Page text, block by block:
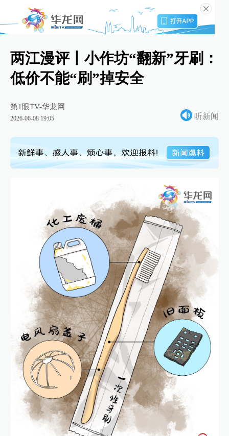
两江漫评丨小作坊“翻新”牙刷：
低价不能“刷”掉安全
第1眼TV-华龙网
2026-06-08 19:05 听新闻